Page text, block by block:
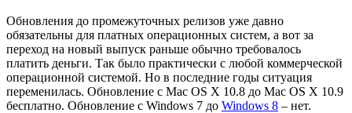
Обновления до промежуточных релизов уже давно
обязательны для платных операционных систем, а вот за
переход на новый выпуск раньше обычно требовалось
платить деньги. Так было практически с любой коммерческой
операционной системой. Но в последние годы ситуация
переменилась. Обновление с Mac OS X 10.8 до Mac OS X 10.9
бесплатно. Обновление с Windows 7 до Windows 8 – нет.